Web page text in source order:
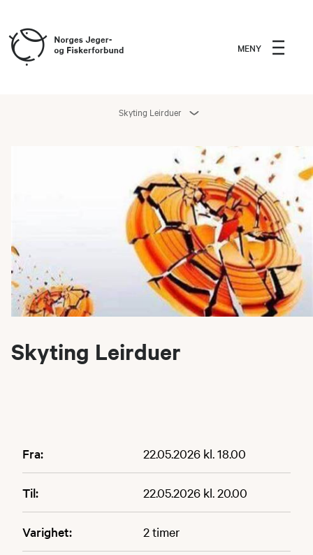
MENY
Skyting Leirduer
Skyting Leirduer
Fra: 22.05.2026 kl. 18.00
Til: 22.05.2026 kl. 20.00
Varighet: 2 timer